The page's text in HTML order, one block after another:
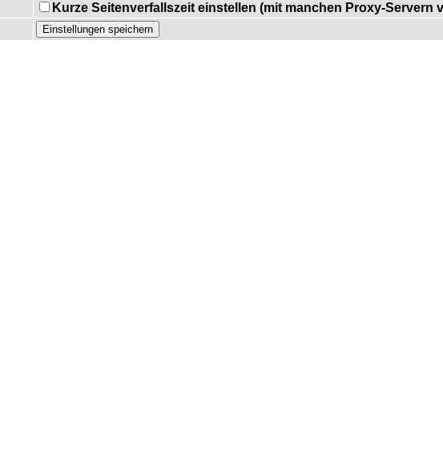
Kurze Seitenverfallszeit einstellen (mit manchen Proxy-Servern